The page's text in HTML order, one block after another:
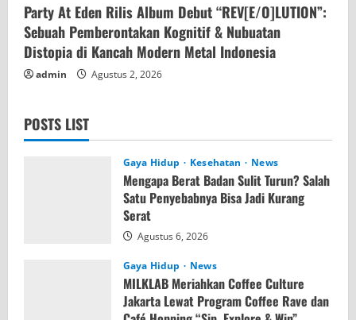
Party At Eden Rilis Album Debut “REV[E/O]LUTION”:
Sebuah Pemberontakan Kognitif & Nubuatan
Distopia di Kancah Modern Metal Indonesia
admin Agustus 2, 2026
POSTS LIST
Gaya Hidup Kesehatan News
Mengapa Berat Badan Sulit Turun? Salah
Satu Penyebabnya Bisa Jadi Kurang
Serat
Agustus 6, 2026
Gaya Hidup News
MILKLAB Meriahkan Coffee Culture
Jakarta Lewat Program Coffee Rave dan